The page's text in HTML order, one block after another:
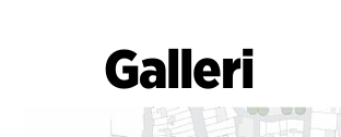
Galleri